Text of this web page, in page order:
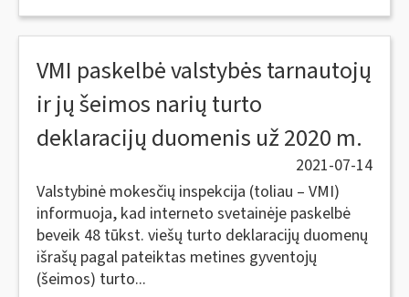
VMI paskelbė valstybės tarnautojų
ir jų šeimos narių turto
deklaracijų duomenis už 2020 m.
2021-07-14
Valstybinė mokesčių inspekcija (toliau – VMI)
informuoja, kad interneto svetainėje paskelbė
beveik 48 tūkst. viešų turto deklaracijų duomenų
išrašų pagal pateiktas metines gyventojų
(šeimos) turto...